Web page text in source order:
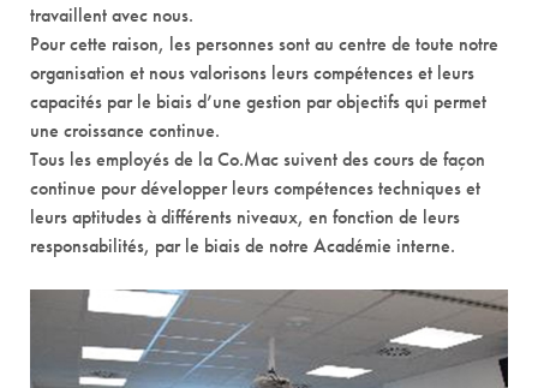
travaillent avec nous.
Pour cette raison, les personnes sont au centre de toute notre
organisation et nous valorisons leurs compétences et leurs
capacités par le biais d’une gestion par objectifs qui permet
une croissance continue.
Tous les employés de la Co.Mac suivent des cours de façon
continue pour développer leurs compétences techniques et
leurs aptitudes à différents niveaux, en fonction de leurs
responsabilités, par le biais de notre Académie interne.